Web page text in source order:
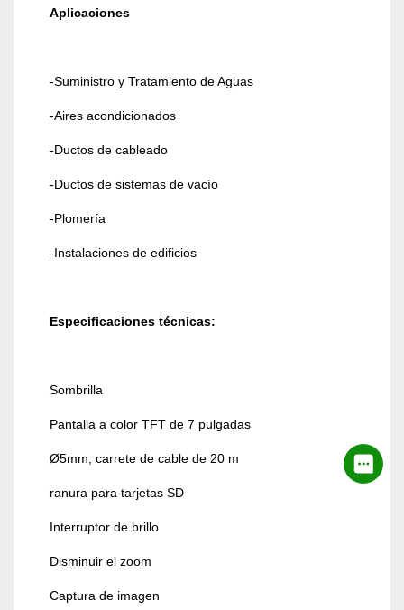
Aplicaciones
-Suministro y Tratamiento de Aguas
-Aires acondicionados
-Ductos de cableado
-Ductos de sistemas de vacío
-Plomería
-Instalaciones de edificios
Especificaciones técnicas:
Sombrilla
Pantalla a color TFT de 7 pulgadas
Ø5mm, carrete de cable de 20 m
ranura para tarjetas SD
Interruptor de brillo
Disminuir el zoom
Captura de imagen